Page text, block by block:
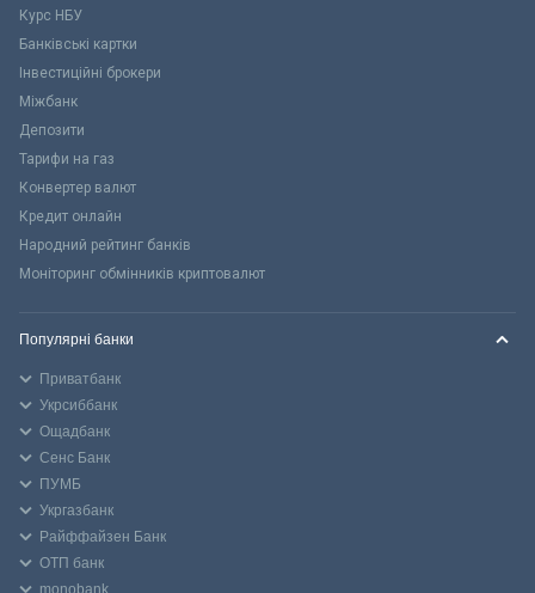
Курс НБУ
Банківські картки
Інвестиційні брокери
Міжбанк
Депозити
Тарифи на газ
Конвертер валют
Кредит онлайн
Народний рейтинг банків
Моніторинг обмінників криптовалют
Популярні банки
Приватбанк
Укрсиббанк
Ощадбанк
Сенс Банк
ПУМБ
Укргазбанк
Райффайзен Банк
ОТП банк
monobank